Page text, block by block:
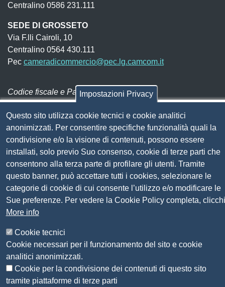
Centralino 0586 231.111
SEDE DI GROSSETO
Via F.lli Cairoli, 10
Centralino 0564 430.111
Pec cameradicommercio@pec.lg.camcom.it
Codice fiscale e Partita Iva:01838690491
Pagare con PagoPA
Seguici su
Sito web
Amministrazione trasparente
Mappa del sito
Privacy
Dichiarazione di accessibilità
Feedback accessibilità
Siti tematici: Maremma e Tirreno Itinerari
Impostazioni Privacy
Questo sito utilizza cookie tecnici e cookie analitici
anonimizzati. Per consentire specifiche funzionalità quali la
condivisione e/o la visione di contenuti, possono essere
installati, solo previo Suo consenso, cookie di terze parti che
consentono alla terza parte di profilare gli utenti. Tramite
questo banner, può accettare tutti i cookies, selezionare le
categorie di cookie di cui consente l’utilizzo e/o modificare le
Sue preferenze. Per vedere la Cookie Policy completa, clicchi
More info
Cookie tecnici
Cookie necessari per il funzionamento del sito e cookie
analitici anonimizzati.
Cookie per la condivisione dei contenuti di questo sito
tramite piattaforme di terze parti